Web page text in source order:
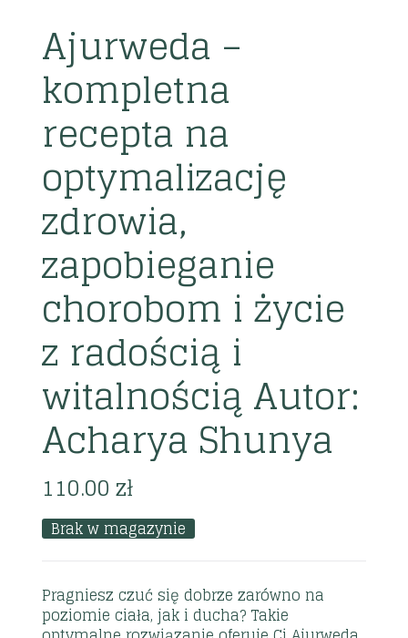
Ajurweda –
kompletna
recepta na
optymalizację
zdrowia,
zapobieganie
chorobom i życie
z radością i
witalnością Autor:
Acharya Shunya
110.00zł
Brak w magazynie
Pragniesz czuć się dobrze zarówno na
poziomie ciała, jak i ducha? Takie